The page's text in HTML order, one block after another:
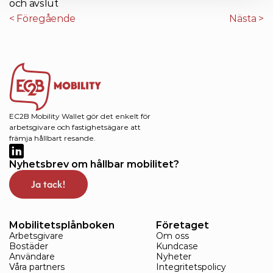
och avslut
< Föregående
Nästa >
EC2B Mobility Wallet gör det enkelt för
arbetsgivare och fastighetsägare att
främja hållbart resande.
Nyhetsbrev om hållbar mobilitet?
Ja tack!
Mobilitetsplånboken
Arbetsgivare
Bostäder
Användare
Våra partners
Företaget
Om oss
Kundcase
Nyheter
Integritetspolicy